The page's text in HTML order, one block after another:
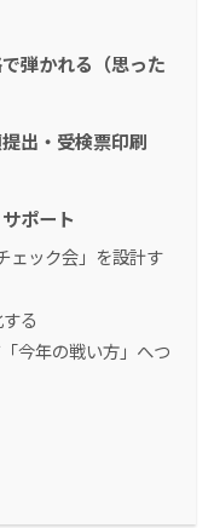
弾かれる（思った
出・受検票印刷
ポート
ェック会」を設計す
る
今年の戦い方」へつ